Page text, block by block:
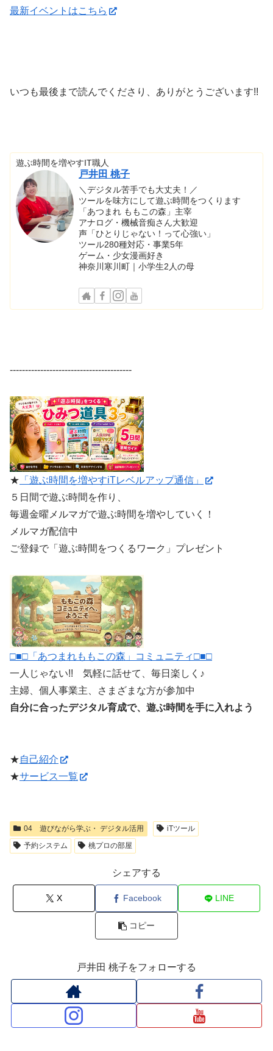
最新イベントはこちら
いつも最後まで読んでくださり、ありがとうございます!!
遊ぶ時間を増やすIT職人
戸井田 桃子
＼デジタル苦手でも大丈夫！／
ツールを味方にして遊ぶ時間をつくります
「あつまれ ももこの森」主宰
アナログ・機械音痴さん大歓迎
声「ひとりじゃない！って心強い」
ツール280種対応・事業5年
ゲーム・少女漫画好き
神奈川寒川町｜小学生2人の母
----------------------------------------
★ 「遊ぶ時間を増やすiTレベルアップ通信」
５日間で遊ぶ時間を作り、
毎週金曜メルマガで遊ぶ時間を増やしていく！
メルマガ配信中
ご登録で「遊ぶ時間をつくるワーク」プレゼント
□■□「あつまれももこの森」コミュニティ□■□
一人じゃない!! 気軽に話せて、毎日楽しく♪
主婦、個人事業主、さまざまな方が参加中
自分に合ったデジタル育成で、遊ぶ時間を手に入れよう
★自己紹介
★サービス一覧
04 遊びながら学ぶ・ デジタル活用
iTツール
予約システム
桃プロの部屋
シェアする
X Facebook LINE
コピー
戸井田 桃子をフォローする